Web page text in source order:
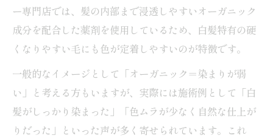
ー専門店では、髪の内部まで浸透しやすいオーガニック
成分を配合した薬剤を使用しているため、白髪特有の硬
くなりやすい毛にも色が定着しやすいのが特徴です。
一般的なイメージとして「オーガニック＝染まりが弱
い」と考える方もいますが、実際には施術例として「白
髪がしっかり染まった」「色ムラが少なく自然な仕上が
りだった」といった声が多く寄せられています。これ